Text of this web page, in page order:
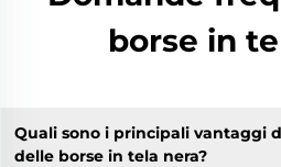
borse in
Quali sono i principali vantaggi
delle borse in tela nera?